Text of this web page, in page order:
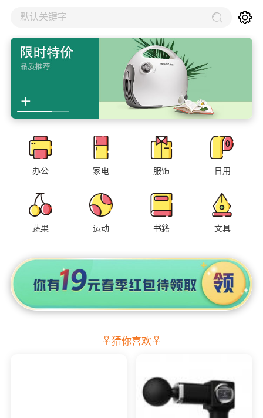
默认关键字
办公 家电 服饰 日用
蔬果 运动 书籍 文具
猜你喜欢